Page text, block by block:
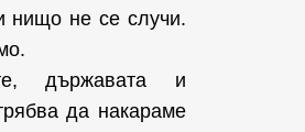
нищо не се случи.
държавата и
да накараме